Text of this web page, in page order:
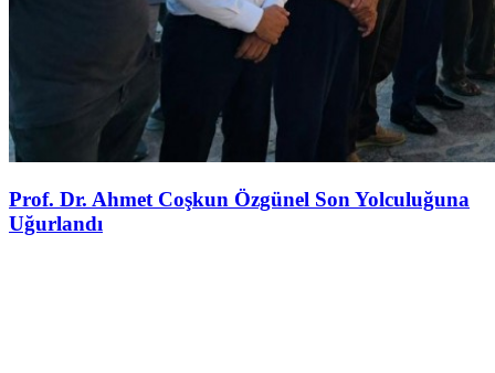
Prof. Dr. Ahmet Coşkun Özgünel Son Yolculuğuna
Uğurlandı